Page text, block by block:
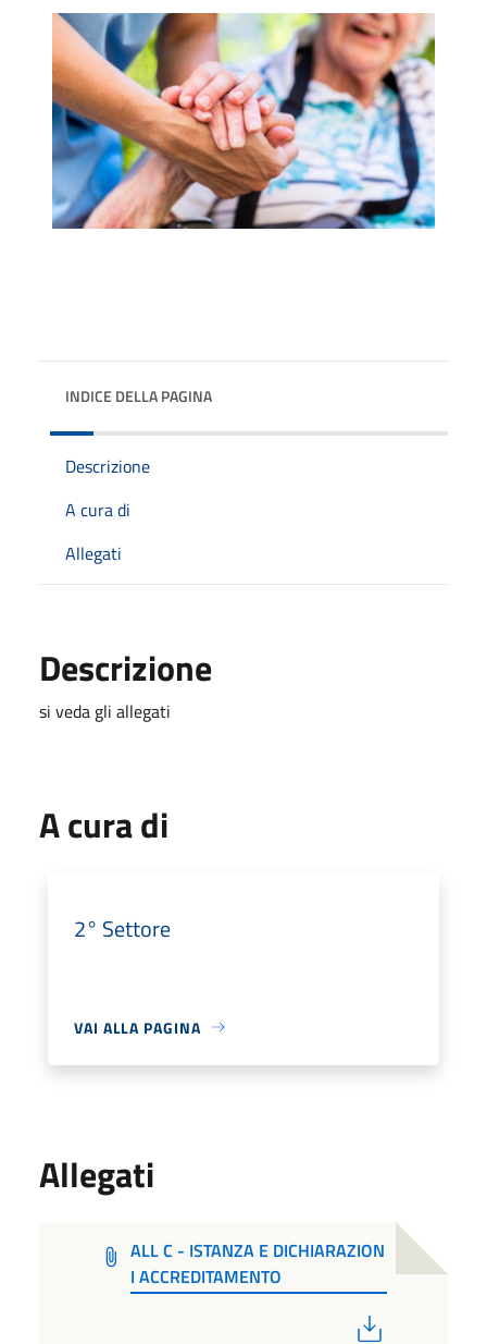
INDICE DELLA PAGINA
Descrizione
A cura di
Allegati
Descrizione
si veda gli allegati
A cura di
2° Settore
VAI ALLA PAGINA
Allegati
ALL C - ISTANZA E DICHIARAZION
I ACCREDITAMENTO